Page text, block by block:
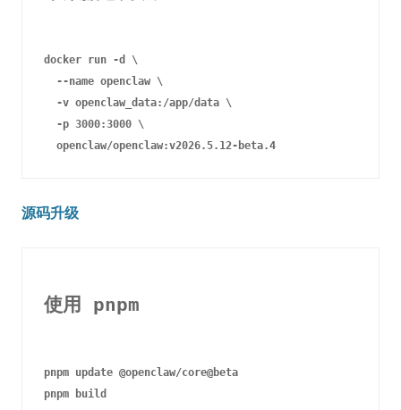
docker run -d \
  --name openclaw \
  -v openclaw_data:/app/data \
  -p 3000:3000 \
源码升级
使用 pnpm
pnpm update @openclaw/core@beta
pnpm build